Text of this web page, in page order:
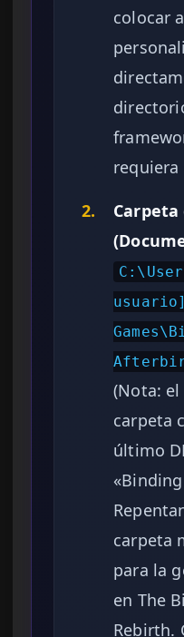
colocar
2.
(Nota:
carpeta
último
carpeta
para la
en The
Rebirth.